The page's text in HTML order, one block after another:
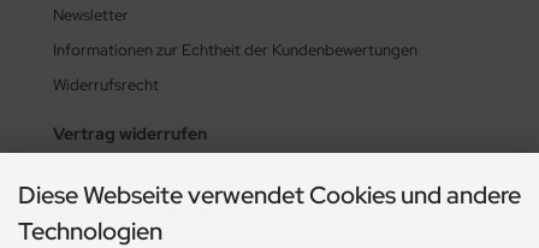
Newsletter
Informationen zur Echtheit der Kundenbewertungen
Widerrufsrecht
Vertrag widerrufen
Diese Webseite verwendet Cookies und andere
Technologien